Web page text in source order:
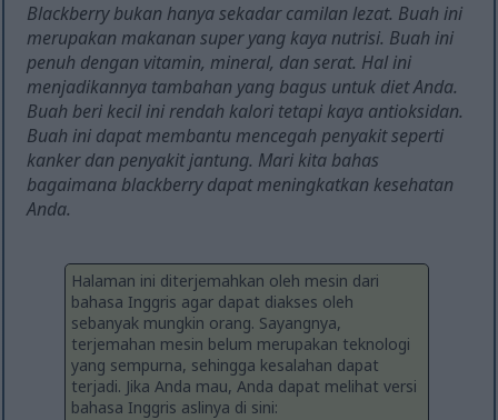
Blackberry bukan hanya sekadar camilan lezat. Buah ini
merupakan makanan super yang kaya nutrisi. Buah ini
penuh dengan vitamin, mineral, dan serat. Hal ini
menjadikannya tambahan yang bagus untuk diet Anda.
Buah beri kecil ini rendah kalori tetapi kaya antioksidan.
Buah ini dapat membantu mencegah penyakit seperti
kanker dan penyakit jantung. Mari kita bahas
bagaimana blackberry dapat meningkatkan kesehatan
Anda.
Halaman ini diterjemahkan oleh mesin dari
bahasa Inggris agar dapat diakses oleh
sebanyak mungkin orang. Sayangnya,
terjemahan mesin belum merupakan teknologi
yang sempurna, sehingga kesalahan dapat
terjadi. Jika Anda mau, Anda dapat melihat versi
bahasa Inggris aslinya di sini: